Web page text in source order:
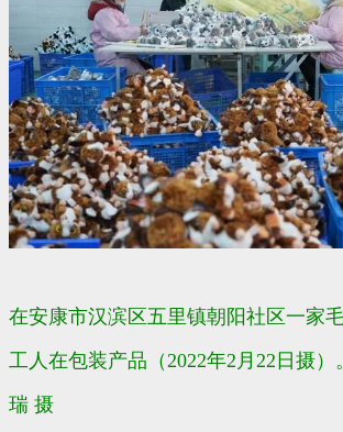
在安康市汉滨区五里镇朝阳社区一家
工人在包装产品（2022年2月22日摄
瑞 摄